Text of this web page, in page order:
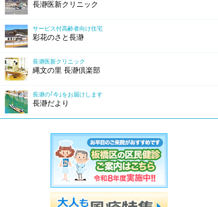
長瀞医新クリニック
サービス付高齢者向け住宅
彩花のさと長瀞
長瀞医新クリニック
縄文の里 長瀞倶楽部
長瀞の｢今｣をお届けします
長瀞だより